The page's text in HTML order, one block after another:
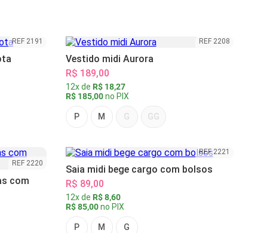
REF 2191 REF 2208
Vestido midi Aurora
R$ 189,00
12x de R$ 18,27
R$ 185,00no PIX
P M G GG
REF 2220
com
REF 2221
Saia midi bege cargo com bolsos
R$ 89,00
12x de R$ 8,60
R$ 85,00no PIX
P M G